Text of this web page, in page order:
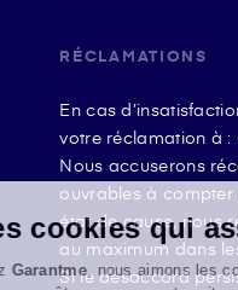
RÉCLAMATIONS
En cas
votre réclamation à :
Nous accuserons
ouvrables à compter
état de cause, nous
au maximum dans
Si le désaccord
Des cookies
ChezGarantme, nous